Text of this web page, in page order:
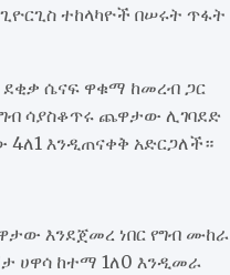
ተከላካዮች በሠሩት ጥፋት
ሴናፍ ዋቁማ ከመረብ ጋር
ሳያስቆጥሩ ጨዋታው ሊገባደድ
እንዲጠናቀቅ አድርጋለች።
እንደጀመረ ነበር የግብ ሙከራ
ሀዋሳ ከተማ 1ለ0 እንዲመራ